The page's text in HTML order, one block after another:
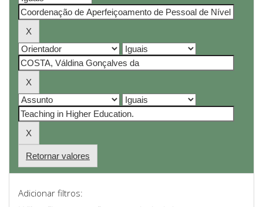
Retornar valores
Adicionar filtros: